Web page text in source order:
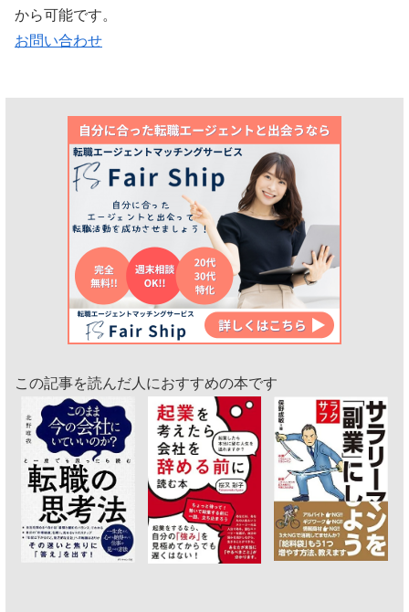
から可能です。
お問い合わせ
この記事を読んだ人におすすめの本です